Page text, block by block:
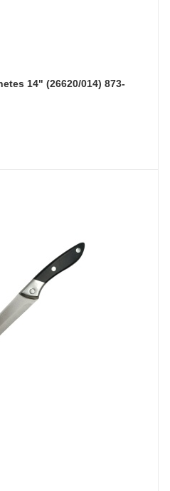
14" (26620/014) 873-